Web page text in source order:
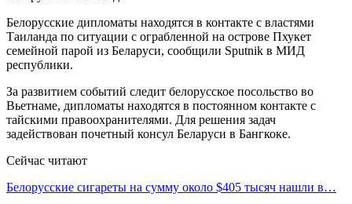
Белорусские дипломаты находятся в контакте с властями
Таиланда по ситуации с ограбленной на острове Пхукет
семейной парой из Беларуси, сообщили Sputnik в МИД
республики.
За развитием событий следит белорусское посольство во
Вьетнаме, дипломаты находятся в постоянном контакте с
тайскими правоохранителями. Для решения задач
задействован почетный консул Беларуси в Бангкоке.
Сейчас читают
Белорусские сигареты на сумму около $405 тысяч нашли в…